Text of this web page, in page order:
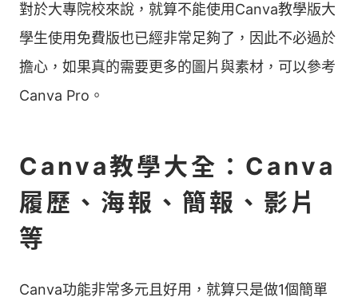
對於大專院校來說，就算不能使用Canva教學版大
學生使用免費版也已經非常足夠了，因此不必過於
擔心，如果真的需要更多的圖片與素材，可以參考
Canva Pro。
Canva教學大全：Canva
履歷、海報、簡報、影片
等
Canva功能非常多元且好用，就算只是做1個簡單